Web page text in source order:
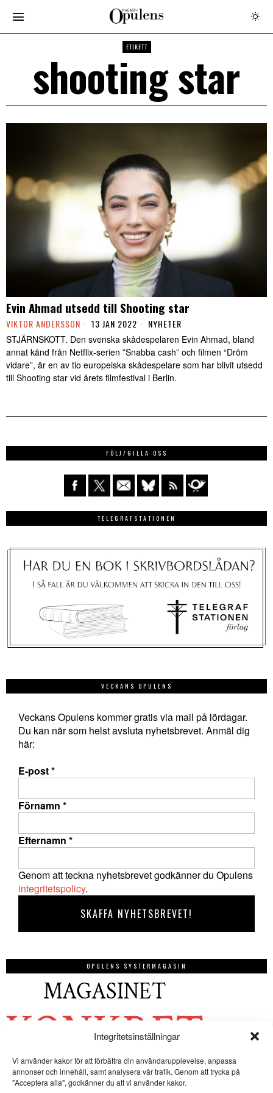
Integritetsinställningar
Vi använder kakor för att förbättra din användarupplevelse, anpassa
annonser och innehåll, samt analysera vår trafik. Genom att trycka på
"Acceptera alla", godkänner du att vi använder kakor.
ETIKETT
shooting star
Evin Ahmad utsedd till Shooting star
VIKTOR ANDERSSON 13 JAN 2022 NYHETER
STJÄRNSKOTT. Den svenska skådespelaren Evin Ahmad, bland
annat känd från Netflix-serien ”Snabba cash” och filmen “Dröm
vidare”, är en av tio europeiska skådespelare som har blivit utsedd
till Shooting star vid årets filmfestival i Berlin.
FÖLJ/GILLA OSS
TELEGRAFSTATIONEN
VECKANS OPULENS
Veckans Opulens kommer gratis via mail på lördagar.
Du kan när som helst avsluta nyhetsbrevet. Anmäl dig
här:
E-post*
Förnamn *
Efternamn *
Genom att teckna nyhetsbrevet godkänner du Opulens
integritetspolicy.
OPULENS SYSTERMAGASIN